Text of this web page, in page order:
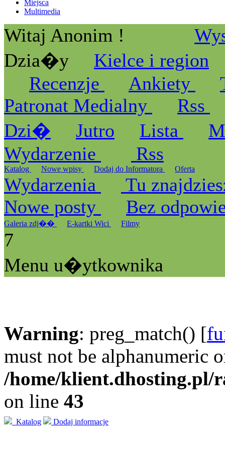
Miejsca
Multimedia
Witaj Anonim !
Dzia�y
Kielce i region
Recenzje
Ankiety
Patronat Medialny
Rss
Dzi�
Jutro Lista
Wydarzenie
Rss
Katalog Nowe wpisy Dodaj do Informatora Oferta
Wydarzenia
Tu
Nowe posty
Bez
Galeria zdj�� E-kartki Wici Filmy
7
Menu u�ytkownika
Warning: preg_match() [
must not be alphanumeric
/home/klient.dhosting.pl/
on line 43
Katalog Dodaj informacje